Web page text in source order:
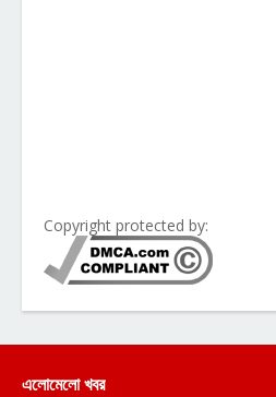
Copyright protected by:
এলোমেলো খবর